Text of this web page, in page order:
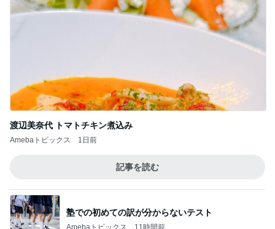
ガパオ丼と単品のカレーピラフ
Amebaトピックス 20時間前
記事を読む
500円で当たった実用性抜群の巾着
Amebaトピックス 1日前